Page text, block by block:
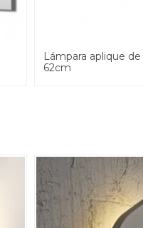
Lámpara aplique
62cm